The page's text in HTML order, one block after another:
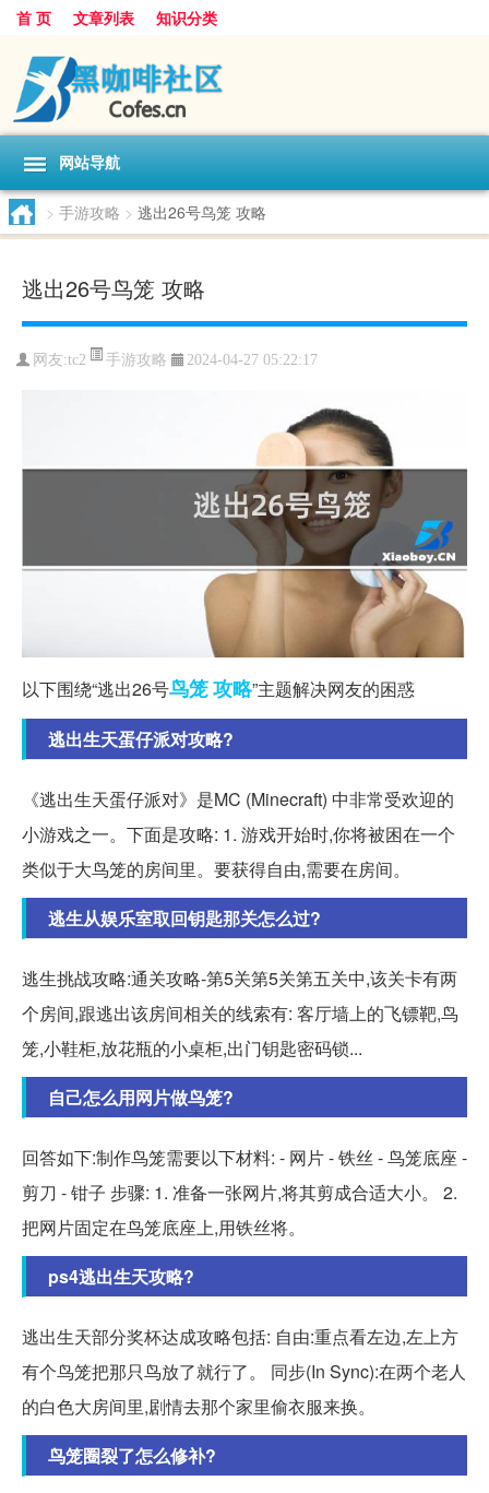
首 页 文章列表 知识分类
网站导航
> 手游攻略 > 逃出26号鸟笼 攻略
逃出26号鸟笼 攻略
网友:tc2 手游攻略 2024-04-27 05:22:17
以下围绕“逃出26号鸟笼攻略”主题解决网友的困惑
逃出生天蛋仔派对攻略?
《逃出生天蛋仔派对》是MC (Minecraft) 中非常受欢迎的
小游戏之一。下面是攻略: 1. 游戏开始时,你将被困在一个
类似于大鸟笼的房间里。要获得自由,需要在房间。
逃生从娱乐室取回钥匙那关怎么过?
逃生挑战攻略:通关攻略-第5关第5关第五关中,该关卡有两
个房间,跟逃出该房间相关的线索有: 客厅墙上的飞镖靶,鸟
笼,小鞋柜,放花瓶的小桌柜,出门钥匙密码锁...
自己怎么用网片做鸟笼?
回答如下:制作鸟笼需要以下材料: - 网片 - 铁丝 - 鸟笼底座 -
剪刀 - 钳子 步骤: 1. 准备一张网片,将其剪成合适大小。 2.
把网片固定在鸟笼底座上,用铁丝将。
ps4逃出生天攻略?
逃出生天部分奖杯达成攻略包括: 自由:重点看左边,左上方
有个鸟笼把那只鸟放了就行了。 同步(In Sync):在两个老人
的白色大房间里,剧情去那个家里偷衣服来换。
鸟笼圈裂了怎么修补?